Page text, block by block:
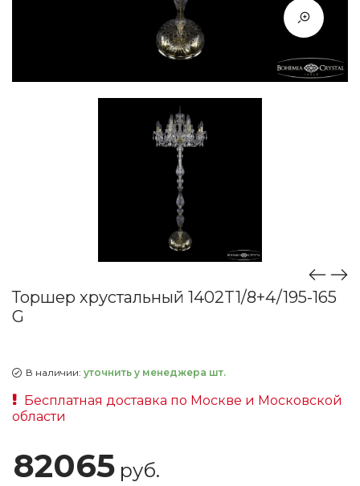
Торшер хрустальный 1402T1/8+4/195-165
G
В наличии: уточнить у менеджера шт.
Бесплатная доставка по Москве и Московской
области
82065 руб.